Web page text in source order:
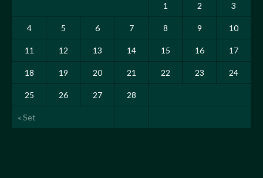
« Set
1 2 3
4 5 6 7 8 9 10
11 12 13 14 15 16 17
18 19 20 21 22 23 24
25 26 27 28